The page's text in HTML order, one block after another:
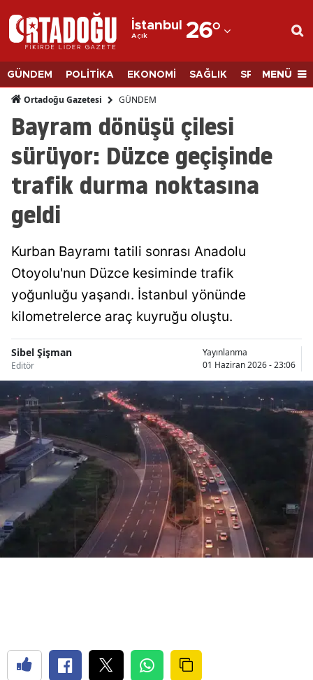
İstanbul
Açık 26°
Adana
Adıyaman
Afyonkarahisar
Ağrı
Amasya
Ankara
Aydın
Balıkesir
Bilecik
Bitlis
Bolu
Burdur
Bursa
Çanakkale
Çankırı
Çorum
Elazığ
GÜNDEM POLİTİKA EKONOMİ SAĞLIK SPORMENÜ
Ortadoğu Gazetesi GÜNDEM
Bayram dönüşü çilesi
sürüyor: Düzce geçişinde
trafik durma noktasına
geldi
Kurban Bayramı tatili sonrası Anadolu
Otoyolu'nun Düzce kesiminde trafik
yoğunluğu yaşandı. İstanbul yönünde
kilometrelerce araç kuyruğu oluştu.
Sibel Şişman
Editör
Yayınlanma
01 Haziran 2026 - 23:06